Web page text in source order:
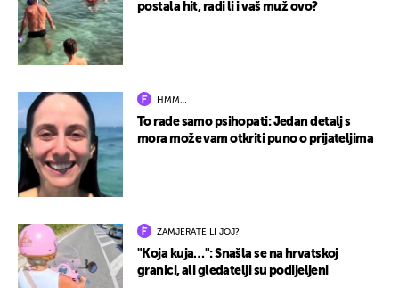
postala hit, radi li i vaš muž ovo?
HMM…
To rade samo psihopati: Jedan detalj s
mora može vam otkriti puno o prijateljima
ZAMJERATE LI JOJ?
"Koja kuja…": Snašla se na hrvatskoj
granici, ali gledatelji su podijeljeni